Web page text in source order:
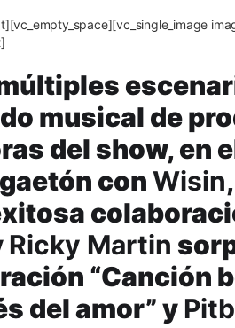
musical de
del show, en
conWisin,
Ricky Martin
“Canción
del amor” y